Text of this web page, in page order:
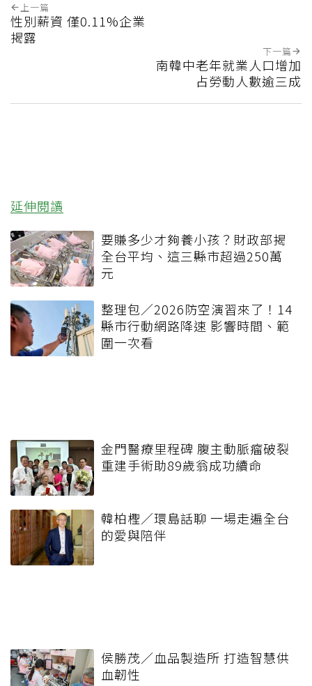
上一篇
性別薪資 僅0.11%企業
揭露
下一篇
南韓中老年就業人口增加
占勞動人數逾三成
延伸閱讀
要賺多少才夠養小孩？財政部揭
全台平均、這三縣市超過250萬
元
整理包／2026防空演習來了！14
縣市行動網路降速 影響時間、範
圍一次看
金門醫療里程碑 腹主動脈瘤破裂
重建手術助89歲翁成功續命
韓柏檉／環島話聊 一場走遍全台
的愛與陪伴
侯勝茂／血品製造所 打造智慧供
血韌性